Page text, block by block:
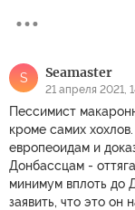
S Seamaster
21 апреля 2021,
Пессимист
кроме самих
европеоидам и
Донбассцам -
минимум вплоть до
заявить, что это